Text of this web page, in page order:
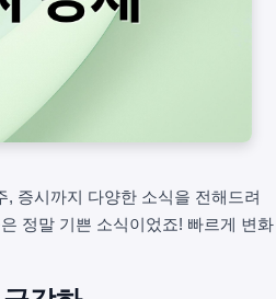
증시까지 다양한 소식을 전해드려
정말 기쁜 소식이었죠! 빠르게 변화